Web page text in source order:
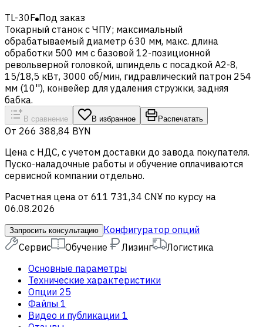
TL-30F Под заказ
Токарный станок с ЧПУ; максимальный
обрабатываемый диаметр 630 мм, макс. длина
обработки 500 мм с базовой 12-позиционной
револьверной головкой, шпиндель с посадкой A2-8,
15/18,5 кВт, 3000 об/мин, гидравлический патрон 254
мм (10''), конвейер для удаления стружки, задняя
бабка.
В сравнение В избранное Распечатать
От 266 388,84 BYN
Цена c НДС, с учетом доставки до завода покупателя.
Пуско-наладочные работы и обучение оплачиваются
сервисной компании отдельно.
Расчетная цена от 611 731,34 CN¥ по курсу на
06.08.2026
Запросить консультацию Конфигуратор опций
Сервис
Обучение Лизинг
Логистика
Основные параметры
Технические характеристики
Опции 25
Файлы 1
Видео и публикации 1